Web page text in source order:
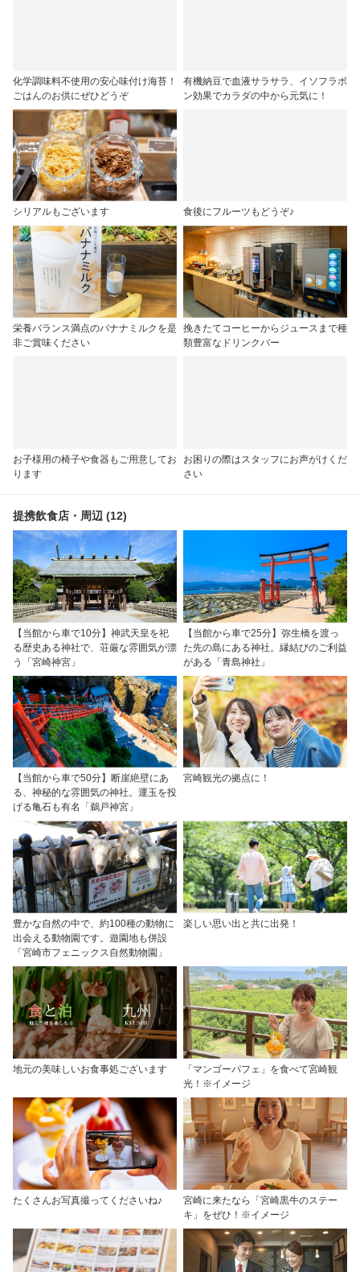
化学調味料不使用の安心味付け海苔！
ごはんのお供にぜひどうぞ
有機納豆で血液サラサラ、イソフラボ
ン効果でカラダの中から元気に！
シリアルもございます 食後にフルーツもどうぞ♪
栄養バランス満点のバナナミルクを是
非ご賞味ください
挽きたてコーヒーからジュースまで種
類豊富なドリンクバー
お子様用の椅子や食器もご用意してお
ります
お困りの際はスタッフにお声がけくだ
さい
提携飲食店・周辺 (12)
【当館から車で10分】神武天皇を祀
る歴史ある神社で、荘厳な雰囲気が漂
う「宮崎神宮」
【当館から車で25分】弥生橋を渡っ
た先の島にある神社。縁結びのご利益
がある「青島神社」
【当館から車で50分】断崖絶壁にあ
る、神秘的な雰囲気の神社。運玉を投
げる亀石も有名「鵜戸神宮」
宮崎観光の拠点に！
豊かな自然の中で、約100種の動物に
出会える動物園です。遊園地も併設
「宮崎市フェニックス自然動物園」
楽しい思い出と共に出発！
地元の美味しいお食事処ございます
「マンゴーパフェ」を食べて宮崎観
光！※イメージ
たくさんお写真撮ってくださいね♪
宮崎に来たなら「宮崎黒牛のステー
キ」をぜひ！※イメージ